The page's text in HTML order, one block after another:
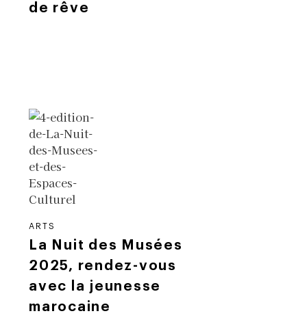
de rêve
ARTS
La Nuit des Musées
2025, rendez-vous
avec la jeunesse
marocaine